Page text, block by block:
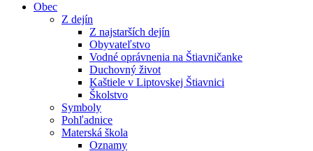
Obec
Z dejín
Z najstarších dejín
Obyvateľstvo
Vodné oprávnenia na Štiavničanke
Duchovný život
Kaštiele v Liptovskej Štiavnici
Školstvo
Symboly
Pohľadnice
Materská škola
Oznamy